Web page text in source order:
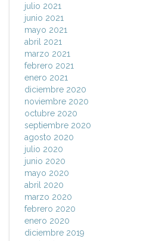
julio 2021
junio 2021
mayo 2021
abril 2021
marzo 2021
febrero 2021
enero 2021
diciembre 2020
noviembre 2020
octubre 2020
septiembre 2020
agosto 2020
julio 2020
junio 2020
mayo 2020
abril 2020
marzo 2020
febrero 2020
enero 2020
diciembre 2019